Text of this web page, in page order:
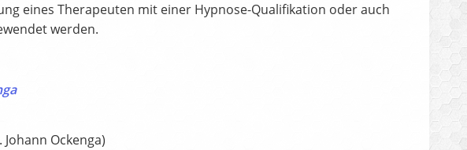
eines Therapeuten mit einer Hypnose-Qualifikation oder auch
werden.
Ockenga)